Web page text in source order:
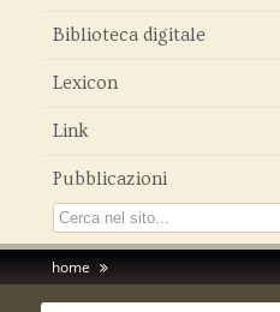
Biblioteca digitale
Lexicon
Link
Pubblicazioni
home